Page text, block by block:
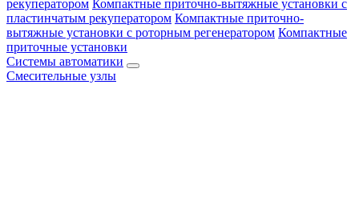
рекуператором Компактные приточно-вытяжные установки с
пластинчатым рекуператором Компактные приточно-
вытяжные установки с роторным регенератором Компактные
приточные установки
Системы автоматики
Смесительные узлы